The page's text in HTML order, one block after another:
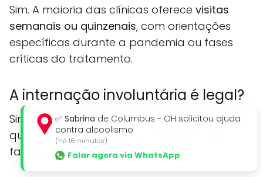
Sim. A maioria das clínicas oferece visitas
semanais ou quinzenais, com orientações
específicas durante a pandemia ou fases
críticas do tratamento.
A internação involuntária é legal?
Sim, prevista por lei (Lei nº 13.840/2019), desde
que haja laudo médico e solicitação por
familiar ou responsável legal.
✅ Sabrina de Columbus - OH solicitou ajuda
contra alcoolismo
(há 16 minutos)
Falar agora via WhatsApp